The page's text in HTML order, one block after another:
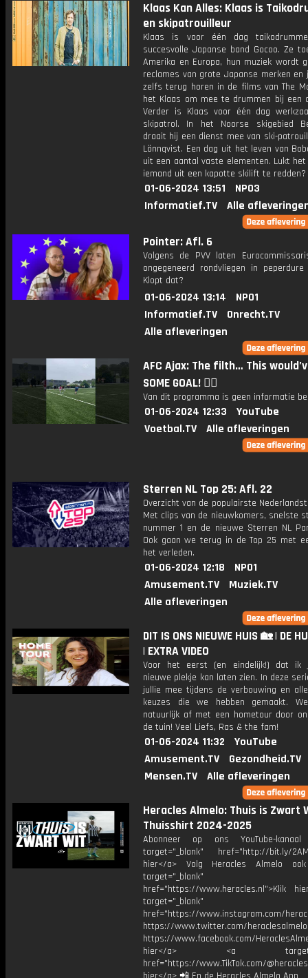
Klaas Kan Alles: Klaas is
en skipatrouilleur
Klaas is voor één dag
succesvolle Japanse band Gocoo. Ze
Amerika en Europa, hun muziek wordt
reclames van grote Japanse merken en
zelfs terug horen in de films van The
het Klaas om mee te drummen bij een
Verder is Klaas voor één dag
skipatrol. In het Noorse skigebied
draait hij een dienst mee van ski-
Lönnqvist. Een dag uit het leven van
uit een aantal vaste elementen. Lukt
iemand uit een kapotte skilift te redden?
01-06-2024 13:51
NPO3
Informatief.TV
Alle
Pointer: Afl. 6
Volgens de PVV laten
ongegeneerd rondvliegen in
Klopt dat?
01-06-2024 13:14
NPO1
Informatief.TV
Onrecht.TV
Alle afleveringen
AFC Ajax: The filth… This
SOME GOAL! 😮‍💨
Van dit programma is geen informatie
01-06-2024 12:33
YouTube
Voetbal.TV
Alle afleveringen
Sterren NL Top 25: Afl. 22
Overzicht van de populairste
Met clips van de nieuwkomers, snelste
nummer 1 en de nieuwe Sterren NL
Ook gaan we terug in de Top 25 met
het verleden.
01-06-2024 12:18
NPO1
Amusement.TV
Muziek.TV
Alle afleveringen
DIT IS ONS NIEUWE HUIS 🏡 | DE
| EXTRA VIDEO
Voor het eerst (en eindelijk!) dat ik
nieuwe plekje kan laten zien. In deze
jullie mee tijdens de verbouwing en
keuzes die we hebben gemaakt.
natuurlijk af met een hometour door
de tuin! Veel Liefs, Ras & the fam!
01-06-2024 11:32
YouTube
Amusement.TV
Gezondheid.TV
Mensen.TV
Alle afleveringen
Heracles Almelo: Thuis is Zwart
Thuisshirt 2024-2025
Abonneer op ons YouTube-
target="_blank" href="http://bit.ly/
hier</a> Volg Heracles Almelo
target="_blank"
href="https://www.heracles.nl">Klik
target="_blank"
href="https://www.instagram.com/
https://www.twitter.com/heraclesalmelo
https://www.facebook.com/
hier</a> <a
href="https://www.TikTok.com/